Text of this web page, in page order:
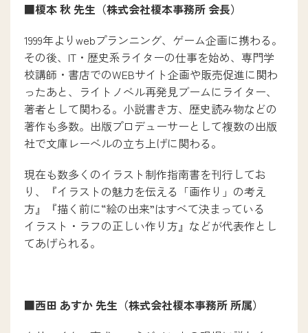
■榎本 秋 先生（株式会社榎本事務所 会長）
1999年よりwebプランニング、ゲーム企画に携わる。
その後、IT・歴史系ライターの仕事を始め、専門学
校講師・書店でのWEBサイト企画や販売促進に関わ
ったあと、ライトノベル再発見ブームにライター、
著者として関わる。小説書き方、歴史読み物などの
著作も多数。出版プロデューサーとして複数の出版
社で文庫レーベルの立ち上げに関わる。
現在も数多くのイラスト制作指南書を刊行してお
り、『イラストの魅力を伝える「画作り」の考え
方』『描く前に“絵の出来”はすべて決まっている
イラスト・ラフの正しい作り方』などが代表作とし
てあげられる。
■西田 あすか 先生（株式会社榎本事務所 所属）